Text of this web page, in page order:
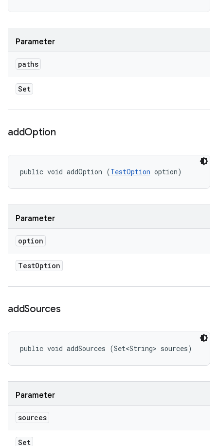
Parameter
paths
Set
addOption
public void addOption (TestOption option)
Parameter
option
TestOption
addSources
public void addSources (Set<String> sources)
Parameter
sources
Set